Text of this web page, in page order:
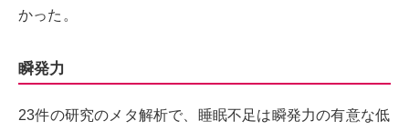
かった。
瞬発力
23件の研究のメタ解析で、睡眠不足は瞬発力の有意な低